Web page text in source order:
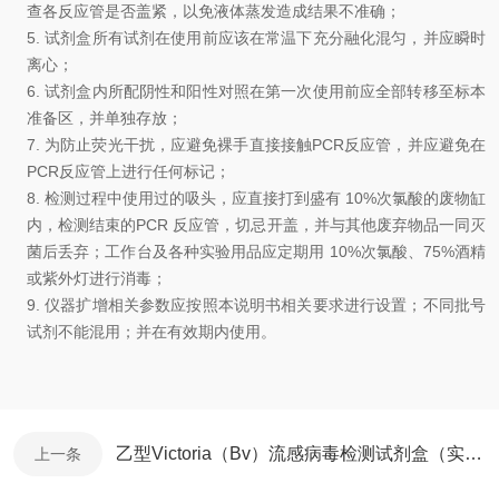
查各反应管是否盖紧，以免液体蒸发造成结果不准确 ；
5.试剂盒所有试剂在使用前应该在常温下充分融化混匀，并应瞬时
离心；
6.试剂盒内所配阴性和阳性对照在第一次使用前应全部转移至标本
准备区，并单独存放 ；
7. 为防止荧光干扰，应避免裸手直接接触PCR反应管，并应避免在
PCR反应管上进行任何标记 ；
8. 检测过程中使用过的吸头，应直接打到盛有 10%次氯酸的废物缸
内，检测结束的PCR 反应管，切忌开盖，并与其他废弃物品一同灭
菌后丢弃 ； 工作台及各种实验用品应定期用 10%次氯酸、 75%酒精
或紫外灯进行消毒 ；
9.仪器扩增相关参数应按照本说明书相关要求进行设置； 不同批号
试剂不能混用 ； 并在有效期内使用。
上一条 乙型Victoria（Bv）流感病毒检测试剂盒（实时荧光PCR法）使用说明